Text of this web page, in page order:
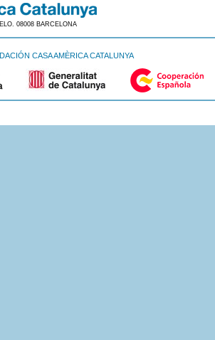
08008 BARCELONA
CASA AMÈRICA CATALUNYA